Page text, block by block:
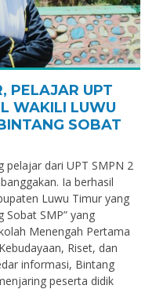
PELAJAR UPT
WAKILI LUWU
SOBAT
pelajar dari UPT SMPN 2
Ia berhasil
Luwu Timur yang
Sobat SMP” yang
Menengah Pertama
Riset, dan
informasi, Bintang
peserta didik